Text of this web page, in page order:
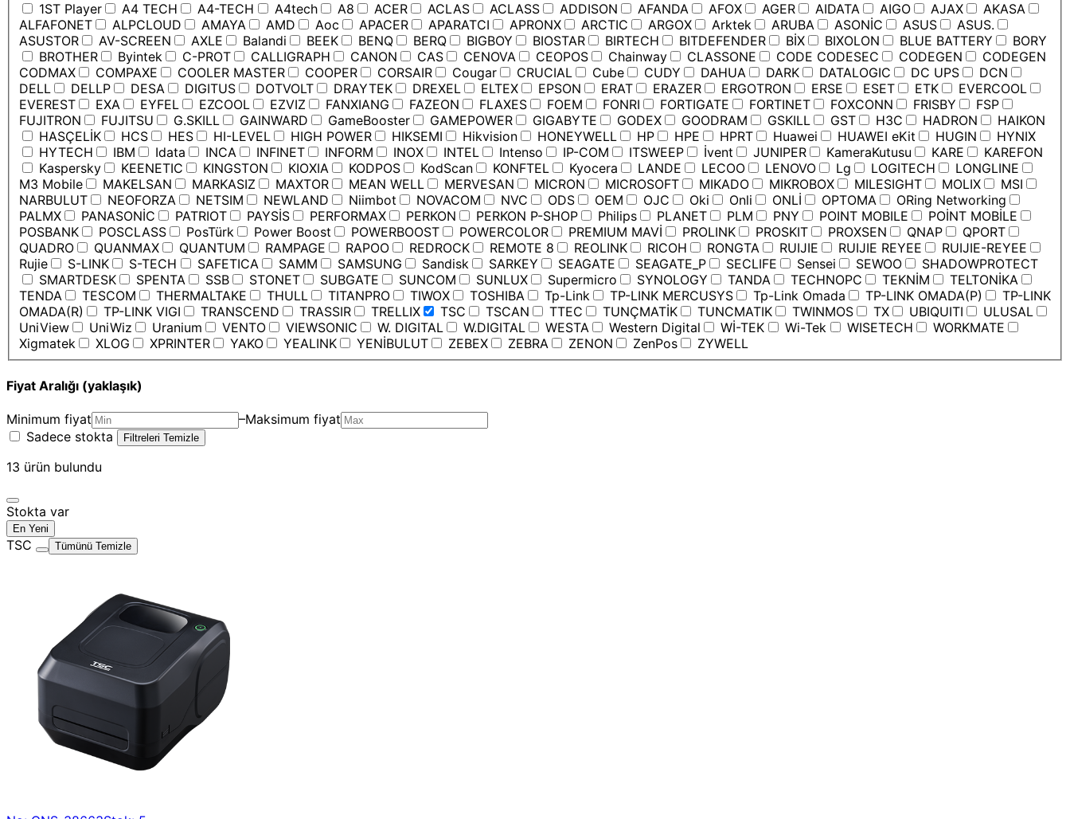
1ST Player
A4 TECH A4-TECH A4tech A8 ACER ACLAS ACLASS ADDISON AFANDA AFOX AGER AIDATA AIGO AJAX
AKASA
ALFAFONET
ALPCLOUD AMAYA AMD Aoc APACER APARATCI APRONX ARCTIC ARGOX Arktek ARUBA ASONİC ASUS
ASUS.
ASUSTOR
AV-SCREEN AXLE Balandi BEEK BENQ BERQ BIGBOY BIOSTAR BIRTECH BITDEFENDER BİX BIXOLON BLUE BATTERY
BORY
BROTHER
Byintek C-PROT CALLIGRAPH CANON CAS CENOVA CEOPOS Chainway CLASSONE CODE CODESEC CODEGEN
CODEGEN
CODMAX
COMPAXE COOLER MASTER COOPER CORSAIR Cougar CRUCIAL Cube CUDY DAHUA DARK DATALOGIC DC UPS
DCN
DELL
DELLP DESA DIGITUS DOTVOLT DRAYTEK DREXEL ELTEX EPSON ERAT ERAZER ERGOTRON ERSE ESET ETK
EVERCOOL
EVEREST
EXA EYFEL EZCOOL EZVIZ FANXIANG FAZEON FLAXES FOEM FONRI FORTIGATE FORTINET FOXCONN FRISBY
FSP
FUJITRON
FUJITSU G.SKILL GAINWARD GameBooster GAMEPOWER GIGABYTE GODEX GOODRAM GSKILL GST H3C HADRON
HAIKON
HASÇELİK
HCS HES HI-LEVEL HIGH POWER HIKSEMI Hikvision HONEYWELL HP HPE HPRT Huawei HUAWEI eKit HUGIN
HYNIX
HYTECH
IBM Idata INCA INFINET INFORM INOX INTEL Intenso IP-COM ITSWEEP İvent JUNIPER KameraKutusu KARE
KAREFON
Kaspersky
KEENETIC KINGSTON KIOXIA KODPOS KodScan KONFTEL Kyocera LANDE LECOO LENOVO Lg LOGITECH
LONGLINE
M3 Mobile
MAKELSAN MARKASIZ MAXTOR MEAN WELL MERVESAN MICRON MICROSOFT MIKADO MIKROBOX MILESIGHT MOLIX
MSI
NARBULUT
NEOFORZA NETSIM NEWLAND Niimbot NOVACOM NVC ODS OEM OJC Oki Onli ONLİ OPTOMA
ORing Networking
PALMX
PANASONİC PATRIOT PAYSİS PERFORMAX PERKON PERKON P-SHOP Philips PLANET PLM PNY POINT MOBILE
POİNT MOBİLE
POSBANK
POSCLASS PosTürk Power Boost POWERBOOST POWERCOLOR PREMIUM MAVİ PROLINK PROSKIT PROXSEN QNAP
QPORT
QUADRO
QUANMAX QUANTUM RAMPAGE RAPOO REDROCK REMOTE 8 REOLINK RICOH RONGTA RUIJIE RUIJIE REYEE
RUIJIE-REYEE
Rujie
S-LINK S-TECH SAFETICA SAMM SAMSUNG Sandisk SARKEY SEAGATE SEAGATE_P SECLIFE Sensei SEWOO
SHADOWPROTECT
SMARTDESK
SPENTA SSB STONET SUBGATE SUNCOM SUNLUX Supermicro SYNOLOGY TANDA TECHNOPC TEKNİM
TELTONİKA
TENDA
TESCOM THERMALTAKE THULL TITANPRO TIWOX TOSHIBA Tp-Link TP-LINK MERCUSYS Tp-Link Omada TP-LINK OMADA(P)
TP-LINK
OMADA(R)
TP-LINK VIGI TRANSCEND TRASSIR TRELLIX TSC TSCAN TTEC TUNÇMATİK TUNCMATIK TWINMOS TX UBIQUITI
ULUSAL
UniView
UniWiz Uranium VENTO VIEWSONIC W. DIGITAL W.DIGITAL WESTA Western Digital Wİ-TEK Wi-Tek WISETECH
WORKMATE
Xigmatek
XLOG XPRINTER YAKO YEALINK YENİBULUT ZEBEX ZEBRA ZENON ZenPos ZYWELL
Fiyat Aralığı (yaklaşık)
Minimum fiyat –Maksimum fiyat
Sadece stokta
Filtreleri Temizle
13 ürün bulundu
Stokta var
En Yeni
TSC Tümünü Temizle